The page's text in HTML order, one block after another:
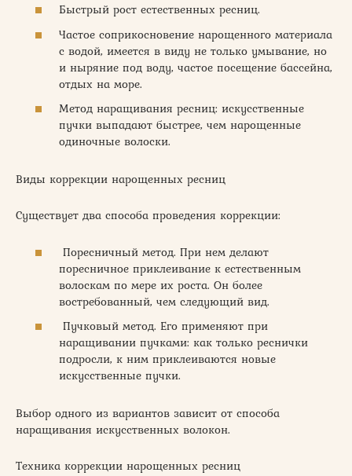
Быстрый рост естественных ресниц.
Частое соприкосновение нарощенного материала
с водой, имеется в виду не только умывание, но
и ныряние под воду, частое посещение бассейна,
отдых на море.
Метод наращивания ресниц: искусственные
пучки выпадают быстрее, чем нарощенные
одиночные волоски.
Виды коррекции нарощенных ресниц
Существует два способа проведения коррекции:
Поресничный метод. При нем делают
поресничное приклеивание к естественным
волоскам по мере их роста. Он более
востребованный, чем следующий вид.
Пучковый метод. Его применяют при
наращивании пучками: как только реснички
подросли, к ним приклеиваются новые
искусственные пучки.
Выбор одного из вариантов зависит от способа
наращивания искусственных волокон.
Техника коррекции нарощенных ресниц